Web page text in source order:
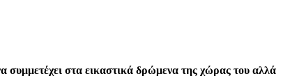
συμμετέχει στα εικαστικά δρώμενα της χώρας του αλλά